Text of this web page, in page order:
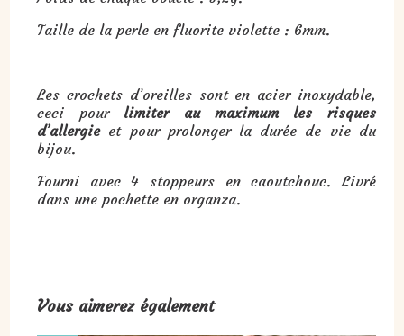
Taille de la perle en fluorite violette : 6mm.
Les crochets d’oreilles sont en acier inoxydable,
ceci pour limiter au maximum les risques
d’allergieet pour prolonger la durée de vie du
bijou.
Fourni avec 4 stoppeurs en caoutchouc. Livré
dans une pochette en organza.
Vous aimerez également